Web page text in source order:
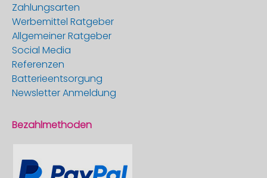
Zahlungsarten
Werbemittel Ratgeber
Allgemeiner Ratgeber
Social Media
Referenzen
Batterieentsorgung
Newsletter Anmeldung
Bezahlmethoden